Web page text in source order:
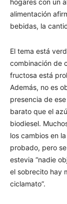
hogares con un
alimentación
bebidas, la
El tema está
combinación de
fructosa está
Además, no es
presencia de
barato que el
biodiesel.
los cambios en
probado, pero
estevia “nadie
el sobrecito hay
ciclamato”.